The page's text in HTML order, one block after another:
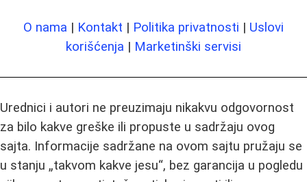
O nama | Kontakt | Politika privatnosti | Uslovi
korišćenja | Marketinški servisi
Urednici i autori ne preuzimaju nikakvu odgovornost
za bilo kakve greške ili propuste u sadržaju ovog
sajta. Informacije sadržane na ovom sajtu pružaju se
u stanju „takvom kakve jesu“, bez garancija u pogledu